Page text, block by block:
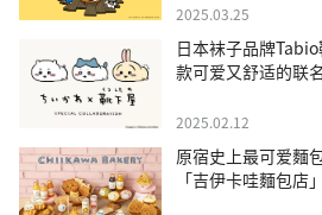
2025.03.25
日本袜子品牌
款可爱又舒适的联名
2025.02.12
原宿史上最可爱麵
「吉伊卡哇麵包店